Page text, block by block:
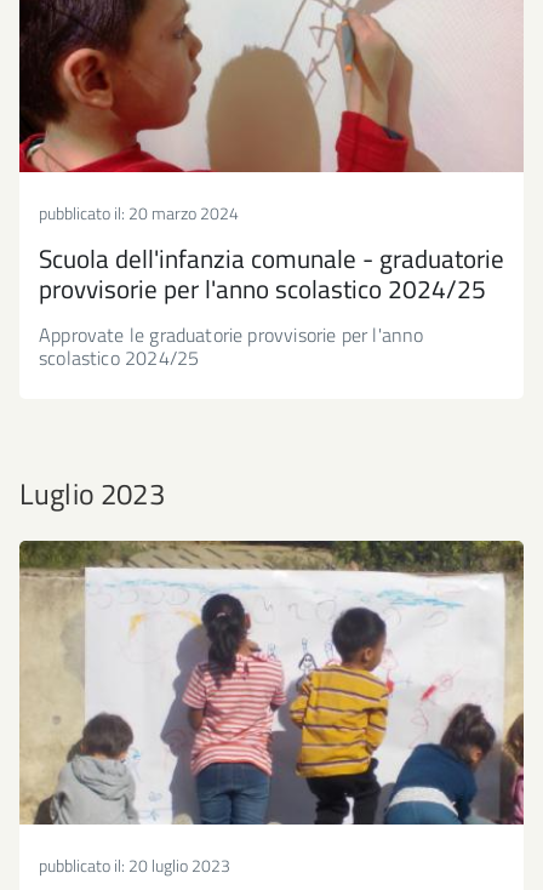
pubblicato il: 20 marzo 2024
Scuola dell'infanzia comunale - graduatorie
provvisorie per l'anno scolastico 2024/25
Approvate le graduatorie provvisorie per l'anno
scolastico 2024/25
Luglio 2023
pubblicato il: 20 luglio 2023